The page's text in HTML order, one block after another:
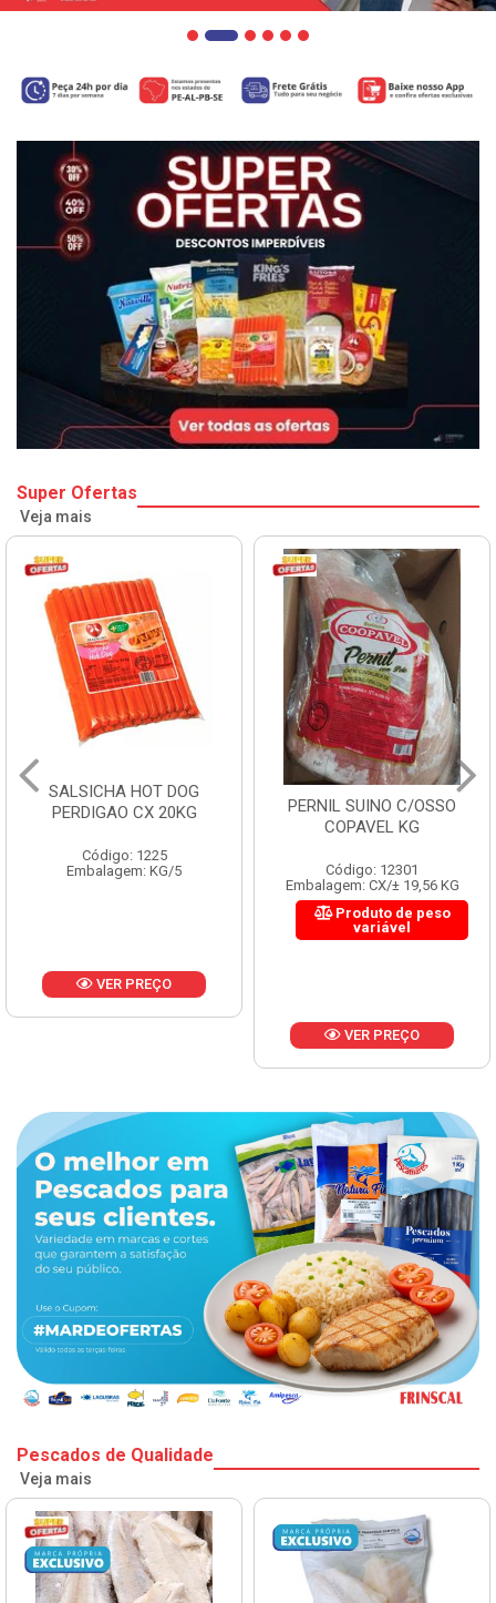
Super Ofertas
Veja mais
SALSICHA HOT DOG
PERDIGAO CX 20KG
Código: 1225
Embalagem: KG/5
VER PREÇO
PERNIL SUINO C/OSSO
COPAVEL KG
Código: 12301
Embalagem: CX/± 19,56 KG
Produto de peso
variável
VER PREÇO
Pescados de Qualidade
Veja mais